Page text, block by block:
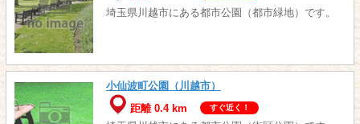
埼玉県川越市にある都市公園（都市緑地）です。
小仙波町公園（川越市）
距離 0.4 km
すぐ近く！